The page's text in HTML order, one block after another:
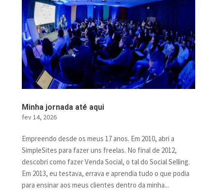
Minha jornada até aqui
fev 14, 2026
Empreendo desde os meus 17 anos. Em 2010, abri a
SimpleSites para fazer uns freelas. No final de 2012,
descobri como fazer Venda Social, o tal do Social Selling.
Em 2013, eu testava, errava e aprendia tudo o que podia
para ensinar aos meus clientes dentro da minha...